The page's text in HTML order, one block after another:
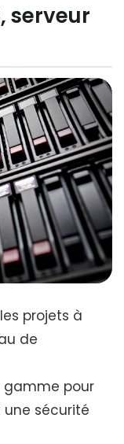
serveur
projets à
de
gamme pour
sécurité